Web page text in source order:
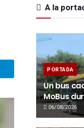
A la
PORTADA
Un bus
MoBus
06/08/2026